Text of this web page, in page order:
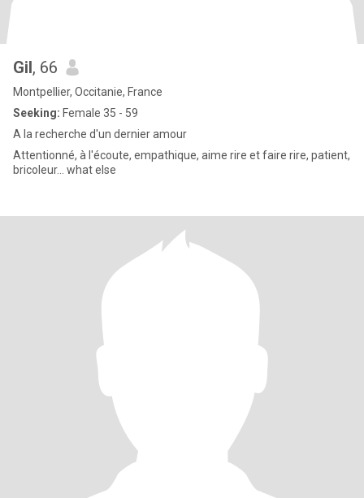
Gil, 66
Montpellier, Occitanie, France
Seeking: Female 35 - 59
A la recherche d'un dernier amour
Attentionné, à l'écoute, empathique, aime rire et faire rire, patient,
bricoleur... what else